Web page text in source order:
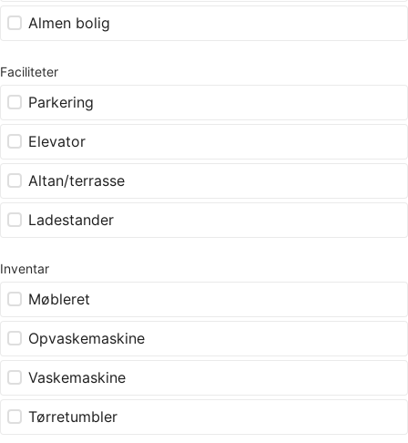
Almen bolig
Faciliteter
Parkering
Elevator
Altan/terrasse
Ladestander
Inventar
Møbleret
Opvaskemaskine
Vaskemaskine
Tørretumbler